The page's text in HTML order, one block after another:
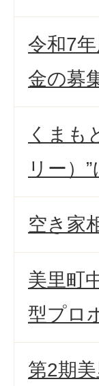
令和7
金の募
くまも
リー）
空き家
美里町
型プロ
第2期